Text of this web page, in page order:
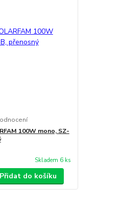
100W mono, SZ-
Skladem 6 ks
Přidat do košíku